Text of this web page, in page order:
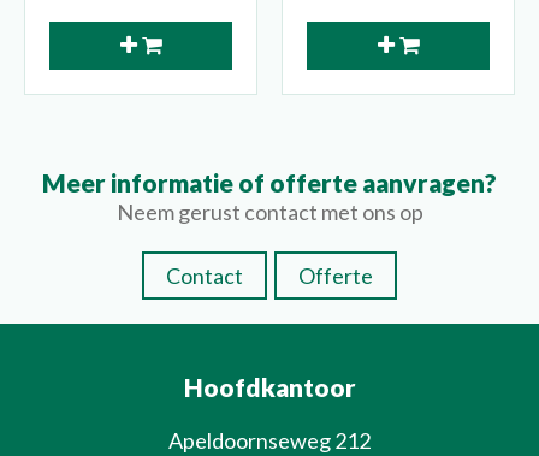
Meer informatie of offerte aanvragen?
Neem gerust contact met ons op
Contact Offerte
Hoofdkantoor
Apeldoornseweg 212